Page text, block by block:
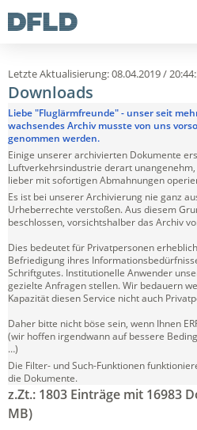
Letzte Aktualisierung: 08.04.2019 /
Downloads
Liebe "Fluglärmfreunde" - unser seit
wachsendes Archiv musste von uns
genommen werden.
Einige unserer archivierten Dokumente
Luftverkehrsindustrie derart
lieber mit sofortigen Abmahnungen
Es ist bei unserer Archivierung nie ganz
Urheberrechte verstoßen. Aus diesem
beschlossen, vorsichtshalber das Archiv
Dies bedeutet für Privatpersonen
Befriedigung ihres
Schriftgutes. Institutionelle Anwender
gezielte Anfragen stellen. Wir bedauern
Kapazität diesen Service nicht auch
Daher bitte nicht böse sein, wenn Ihnen
(wir hoffen irgendwann auf bessere
…)
Die Filter- und Such-Funktionen
die Dokumente.
z.Zt.: 1803 Einträge mit 16983
MB)